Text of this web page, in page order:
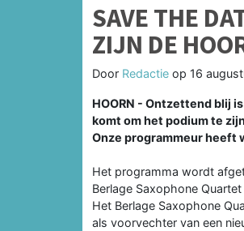
SAVE THE
ZIJN DE
Door Redactie op 16
HOORN - Ontzettend blij
komt om het podium te
Onze programmeur heeft
Het programma wordt
Berlage Saxophone
Het Berlage Saxophone
als voorvechter van een